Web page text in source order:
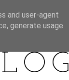
and user-agent
generate usage